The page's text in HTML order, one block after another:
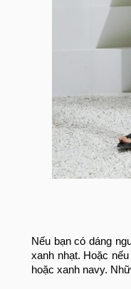
Nếu bạn có dáng
xanh nhạt. Hoặc n
hoặc xanh navy.